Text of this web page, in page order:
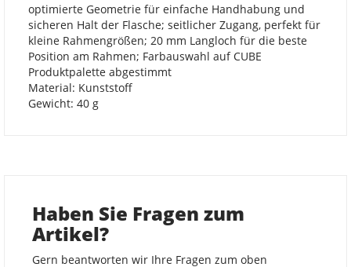
optimierte Geometrie für einfache Handhabung und
sicheren Halt der Flasche; seitlicher Zugang, perfekt für
kleine Rahmengrößen; 20 mm Langloch für die beste
Position am Rahmen; Farbauswahl auf CUBE
Produktpalette abgestimmt
Material: Kunststoff
Gewicht: 40 g
Haben Sie Fragen zum
Artikel?
Gern beantworten wir Ihre Fragen zum oben